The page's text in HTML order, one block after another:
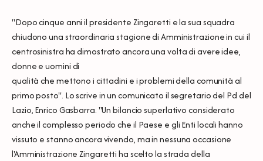
"Dopo cinque anni il presidente Zingaretti e la sua squadra
chiudono una straordinaria stagione di Amministrazione in cui il
centrosinistra ha dimostrato ancora una volta di avere idee,
donne e uomini di
qualità che mettono i cittadini e i problemi della comunità al
primo posto". Lo scrive in un comunicato il segretario del Pd del
Lazio, Enrico Gasbarra. "Un bilancio superlativo considerato
anche il complesso periodo che il Paese e gli Enti locali hanno
vissuto e stanno ancora vivendo, ma in nessuna occasione
l'Amministrazione Zingaretti ha scelto la strada della